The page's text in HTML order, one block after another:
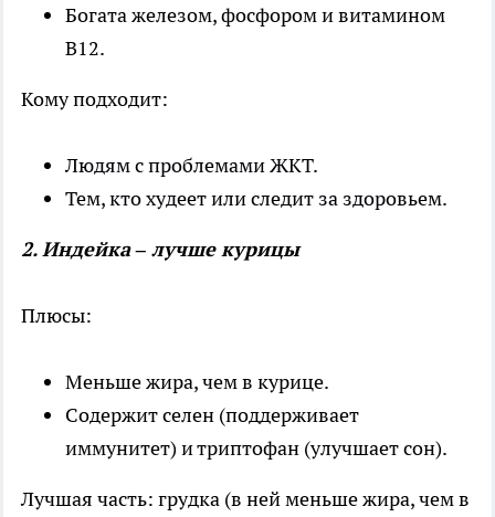
Богата железом, фосфором и витамином
B12.
Кому подходит:
Людям с проблемами ЖКТ.
Тем, кто худеет или следит за здоровьем.
2. Индейка – лучше курицы
Плюсы:
Меньше жира, чем в курице.
Содержит селен (поддерживает
иммунитет) и триптофан (улучшает сон).
Лучшая часть: грудка (в ней меньше жира, чем в